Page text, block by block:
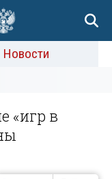
Новости
«игр в